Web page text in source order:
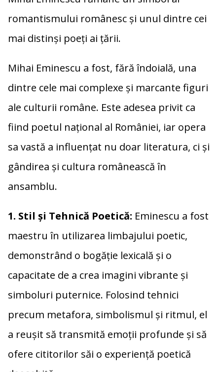
romantismului românesc și unul dintre cei
mai distinși poeți ai țării.
Mihai Eminescu a fost, fără îndoială, una
dintre cele mai complexe și marcante figuri
ale culturii române. Este adesea privit ca
fiind poetul național al României, iar opera
sa vastă a influențat nu doar literatura, ci și
gândirea și cultura românească în
ansamblu.
1. Stil și Tehnică Poetică: Eminescu a fost
maestru în utilizarea limbajului poetic,
demonstrând o bogăție lexicală și o
capacitate de a crea imagini vibrante și
simboluri puternice. Folosind tehnici
precum metafora, simbolismul și ritmul, el
a reușit să transmită emoții profunde și să
ofere cititorilor săi o experiență poetică